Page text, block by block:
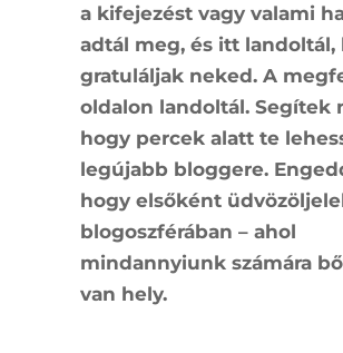
a kifejezést vagy valami
adtál meg, és itt landoltál,
gratuláljak neked. A
oldalon landoltál. Segítek
hogy percek alatt te
legújabb bloggere.
hogy elsőként
blogoszférában – ahol
mindannyiunk számára
van hely.